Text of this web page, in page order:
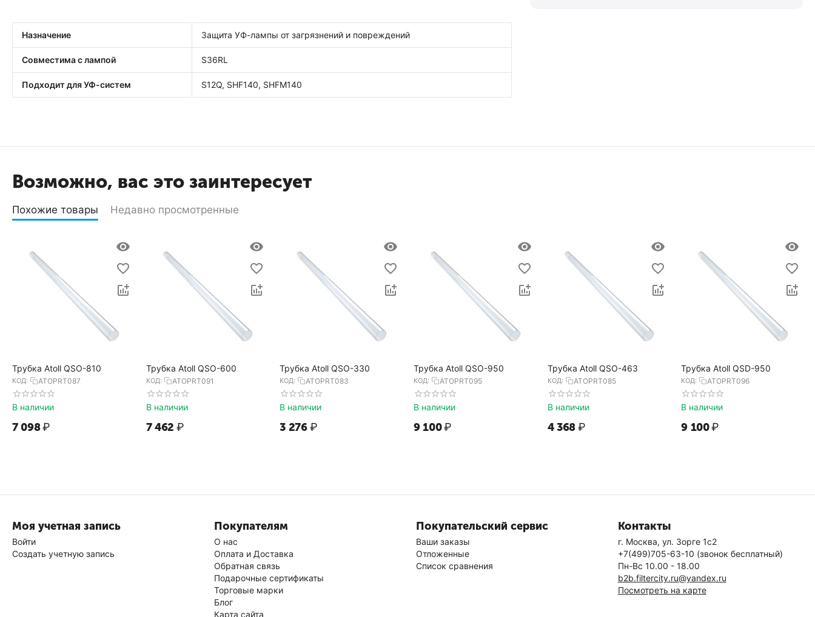
Назначение Защита УФ-лампы от загрязнений и повреждений
Совместима с лампой S36RL
Подходит для УФ-систем S12Q, SHF140, SHFM140
Возможно, вас это заинтересует
Похожие товары Недавно просмотренные
Трубка Atoll QSO-810
КОД: ATOPRT087
В наличии
7 098₽
Трубка Atoll QSO-600
КОД: ATOPRT091
В наличии
7 462 ₽
Трубка Atoll QSO-330
КОД: ATOPRT083
В наличии
3 276 ₽
Трубка Atoll QSO-950
КОД: ATOPRT095
В наличии
9 100₽
Трубка Atoll QSO-463
КОД: ATOPRT085
В наличии
4 368₽
Трубка Atoll QSD-950
КОД: ATOPRT096
В наличии
9 100₽
Моя учетная запись
Войти
Создать учетную запись
Покупателям
О нас
Оплата и Доставка
Обратная связь
Подарочные сертификаты
Торговые марки
Блог
Карта сайта
Покупательский сервис
Ваши заказы
Отложенные
Список сравнения
Контакты
г. Москва, ул. Зорге 1с2
+7(499)705-63-10 (звонок бесплатный)
Пн-Вс 10.00 - 18.00
b2b.filtercity.ru@yandex.ru
Посмотреть на карте